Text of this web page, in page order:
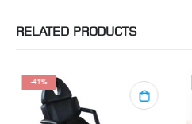
RELATED PRODUCTS
-41%